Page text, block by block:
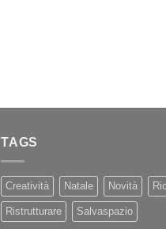
TAGS
Creatività Natale Novità
Ristrutturare Salvaspazio